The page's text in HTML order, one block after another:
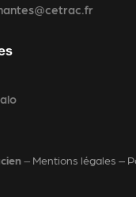
– Mentions légales –